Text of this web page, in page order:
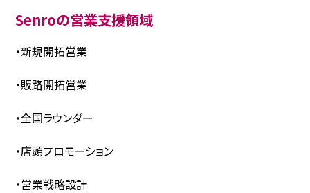
Senroの営業支援領域
・新規開拓営業
・販路開拓営業
・全国ラウンダー
・店頭プロモーション
・営業戦略設計